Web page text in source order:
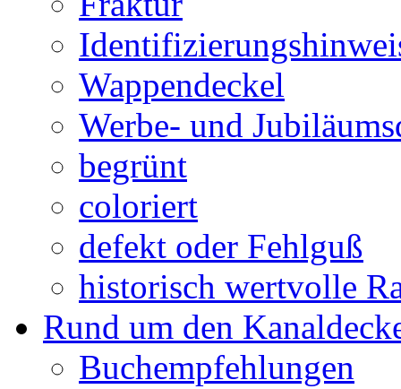
Wappendeckel
Werbe- und
begrünt
coloriert
defekt oder Fehlguß
historisch wertvolle
Rund um den
Buchempfehlungen